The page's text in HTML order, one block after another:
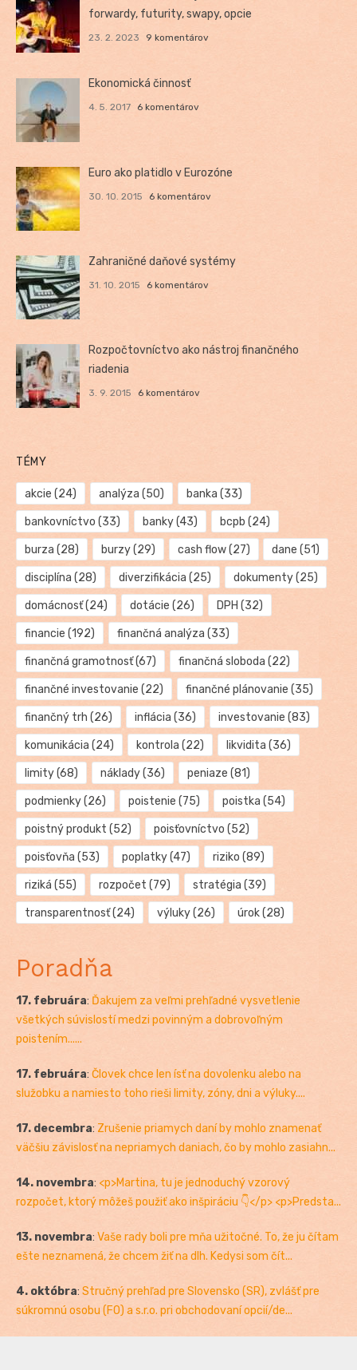
forwardy, futurity, swapy, opcie
23. 2. 2023 9 komentárov
Ekonomická činnosť
4. 5. 2017 6 komentárov
Euro ako platidlo v Eurozóne
30. 10. 2015 6 komentárov
Zahraničné daňové systémy
31. 10. 2015 6 komentárov
Rozpočtovníctvo ako nástroj finančného
riadenia
3. 9. 2015 6 komentárov
TÉMY
akcie (24) analýza (50) banka (33)
bankovníctvo (33) banky(43) bcpb (24)
burza (28) burzy(29) cash flow(27) dane (51)
disciplína (28) diverzifikácia (25) dokumenty(25)
domácnosť(24) dotácie (26) DPH (32)
financie (192) finančná analýza (33)
finančná gramotnosť(67) finančná sloboda (22)
finančné investovanie (22) finančné plánovanie (35)
finančný trh (26) inflácia (36) investovanie (83)
komunikácia (24) kontrola (22) likvidita (36)
limity(68) náklady(36) peniaze (81)
podmienky(26) poistenie (75) poistka (54)
poistný produkt (52) poisťovníctvo (52)
poisťovňa (53) poplatky(47) riziko (89)
riziká (55) rozpočet (79) stratégia (39)
transparentnosť(24) výluky(26) úrok(28)
Poradňa
17. februára: Ďakujem za veľmi prehľadné vysvetlenie
všetkých súvislostí medzi povinným a dobrovoľným
poistením......
17. februára: Človek chce len ísť na dovolenku alebo na
služobku a namiesto toho rieši limity, zóny, dni a výluky....
17. decembra: Zrušenie priamych daní by mohlo znamenať
väčšiu závislosť na nepriamych daniach, čo by mohlo zasiahn...
14. novembra: <p>Martina, tu je jednoduchý vzorový
rozpočet, ktorý môžeš použiť ako inšpiráciu 👇</p> <p>Predsta...
13. novembra: Vaše rady boli pre mňa užitočné. To, že ju čítam
ešte neznamená, že chcem žiť na dlh. Kedysi som čít...
4. októbra: Stručný prehľad pre Slovensko (SR), zvlášť pre
súkromnú osobu (FO) a s.r.o. pri obchodovaní opcií/de...